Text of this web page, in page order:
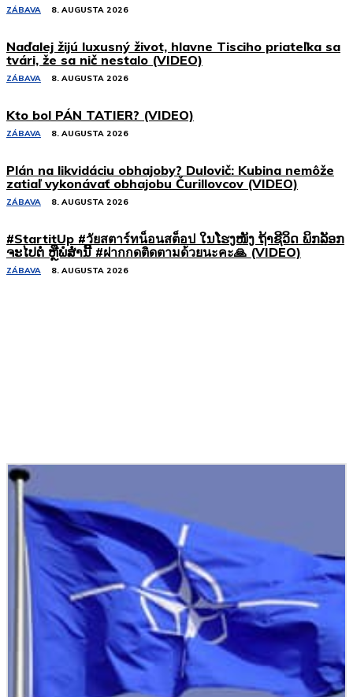
ZÁBAVA 8. AUGUSTA 2026
Naďalej žijú luxusný život, hlavne Tisciho priateľka sa
tvári, že sa nič nestalo (VIDEO)
ZÁBAVA 8. AUGUSTA 2026
Kto bol PÁN TATIER? (VIDEO)
ZÁBAVA 8. AUGUSTA 2026
Plán na likvidáciu obhajoby? Dulovič: Kubina nemôže
zatiaľ vykonávať obhajobu Čurillovcov (VIDEO)
ZÁBAVA 8. AUGUSTA 2026
#StartitUp #วัยสตาร์ทน็อนสต็อป ໃນໂຮງໜັງ ຖ້າຊີວິດ ພິກລັອກ
ຈະໄປຕໍ່ ຫຼືພໍສໍ່ານີ້ #ฝากกดติดตามด้วยนะคะ🙏 (VIDEO)
ZÁBAVA 8. AUGUSTA 2026